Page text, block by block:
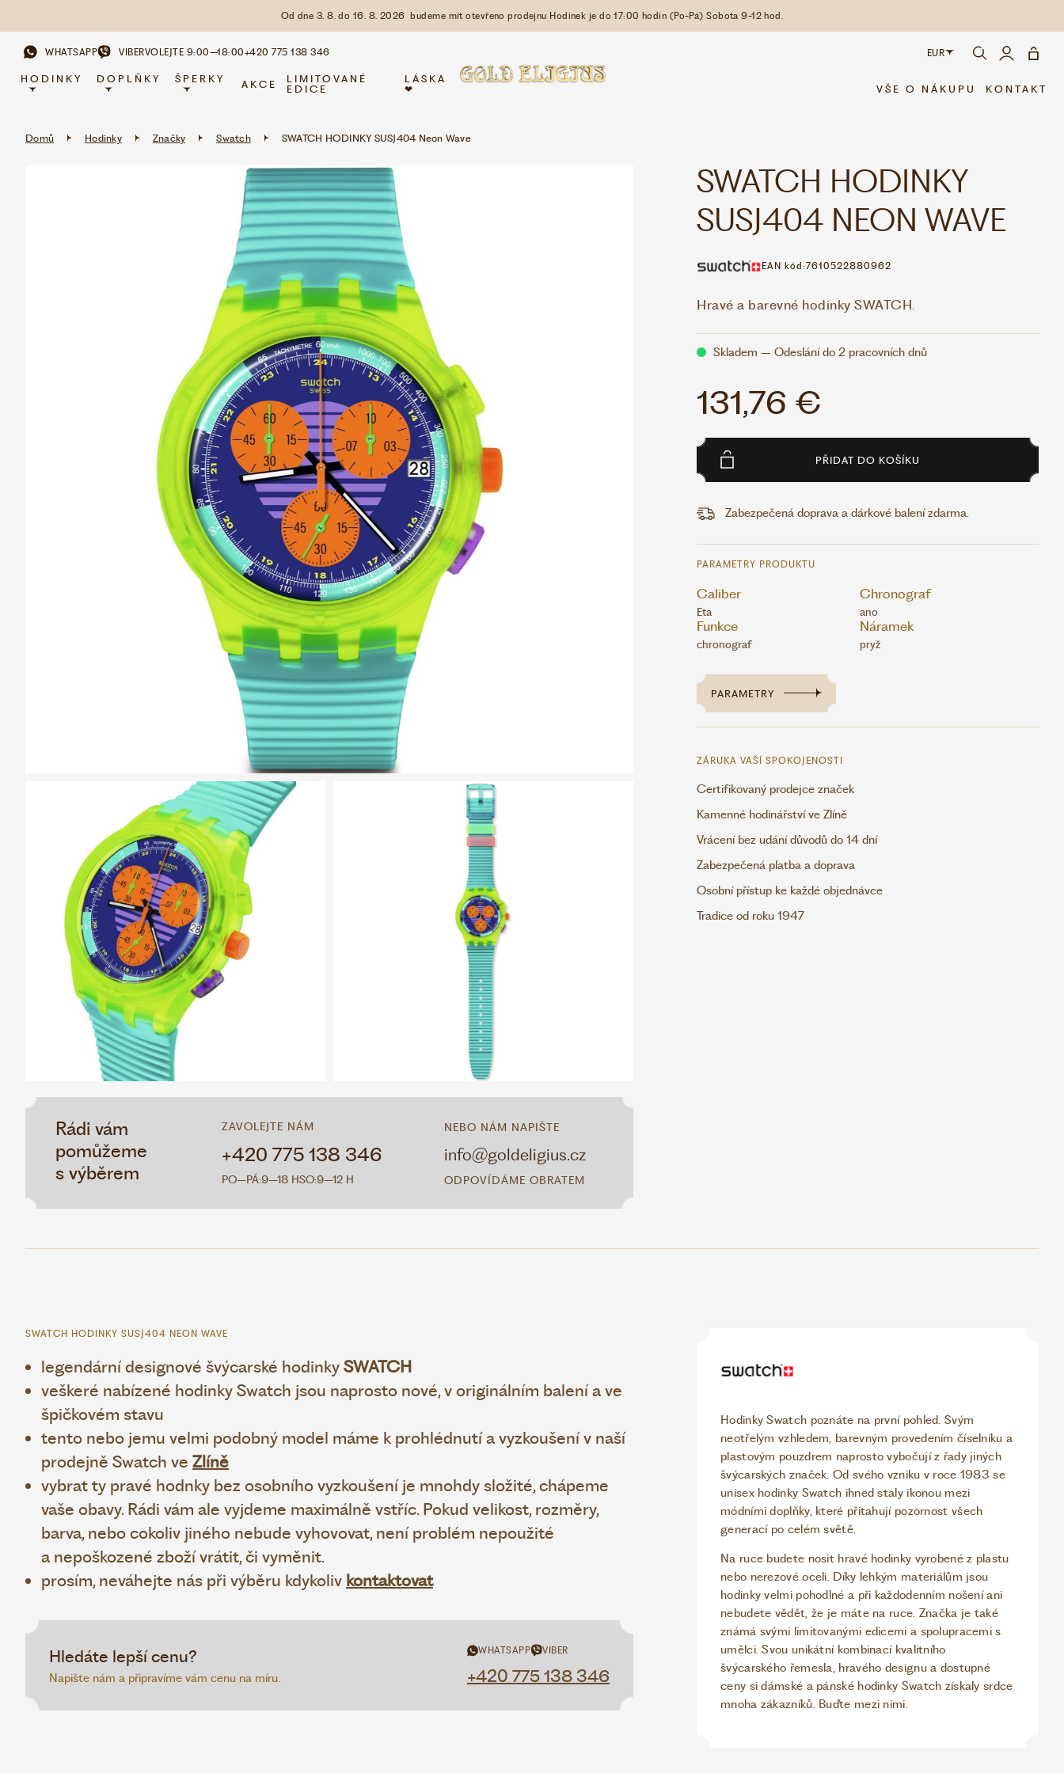
Od dne 3. 8. do 16. 8. 2026 budeme mít otevřeno prodejnu Hodinek je do 17:00 hodin (Po-Pá) Sobota 9-12 hod.
WHATSAPP VIBERVOLEJTE 9:00–18:00+420 775 138 346
HODINKY DOPLŇKY ŠPERKY AKCE
LIMITOVANÉ
EDICE
LÁSKA
❤
EUR
CZK
VŠE O NÁKUPU KONTAKT
Domů Hodinky Značky Swatch SWATCH HODINKY SUSJ404 Neon Wave
Rádi vám
pomůžeme
s výběrem
ZAVOLEJTE NÁM
+420 775 138 346
PO–PÁ:9–18 HSO:9–12 H
NEBO NÁM NAPIŠTE
info@goldeligius.cz
ODPOVÍDÁME OBRATEM
SWATCH HODINKY
SUSJ404 NEON WAVE
EAN kód:7610522880962
Hravé a barevné hodinky SWATCH.
Skladem – Odeslání do 2 pracovních dnů
131,76 €
PŘIDAT DO KOŠÍKU
Zabezpečená doprava a dárkové balení zdarma.
PARAMETRY PRODUKTU
Caliber
Eta
Chronograf
ano
Funkce
chronograf
Náramek
pryž
PARAMETRY
ZÁRUKA VAŠÍ SPOKOJENOSTI
Certifikovaný prodejce značek
Kamenné hodinářství ve Zlíně
Vrácení bez udání důvodů do 14 dní
Zabezpečená platba a doprava
Osobní přístup ke každé objednávce
Tradice od roku 1947
SWATCH HODINKY SUSJ404 NEON WAVE
legendární designové švýcarské hodinky SWATCH
veškeré nabízené hodinky Swatch jsou naprosto nové, v originálním balení a ve
špičkovém stavu
tento nebo jemu velmi podobný model máme k prohlédnutí a vyzkoušení v naší
prodejně Swatch ve Zlíně
vybrat ty pravé hodnky bez osobního vyzkoušení je mnohdy složité, chápeme
vaše obavy. Rádi vám ale vyjdeme maximálně vstříc. Pokud velikost, rozměry,
barva, nebo cokoliv jiného nebude vyhovovat, není problém nepoužité
a nepoškozené zboží vrátit, či vyměnit.
prosím, neváhejte nás při výběru kdykoliv kontaktovat
Hledáte lepší cenu?
Napište nám a připravíme vám cenu na míru.
WHATSAPP VIBER
+420 775 138 346
Hodinky Swatch poznáte na první pohled. Svým
neotřelým vzhledem, barevným provedením číselníku a
plastovým pouzdrem naprosto vybočují z řady jiných
švýcarských značek. Od svého vzniku v roce 1983 se
unisex hodinky Swatch ihned staly ikonou mezi
módními doplňky, které přitahují pozornost všech
generací po celém světě.
Na ruce budete nosit hravé hodinky vyrobené z plastu
nebo nerezové oceli. Díky lehkým materiálům jsou
hodinky velmi pohodlné a při každodenním nošení ani
nebudete vědět, že je máte na ruce. Značka je také
známá svými limitovanými edicemi a spolupracemi s
umělci. Svou unikátní kombinací kvalitního
švýcarského řemesla, hravého designu a dostupné
ceny si dámské a pánské hodinky Swatch získaly srdce
mnoha zákazníků. Buďte mezi nimi.